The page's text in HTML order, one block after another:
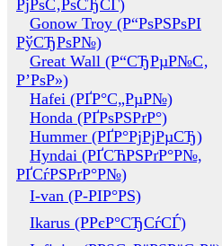
РјРѕС‚РѕСЂСЃ)
Gonow Troy (Р“РѕРЅРѕРІ
РўСЂРѕР№)
Great Wall (Р“СЂРµР№С‚
Р’РѕР»)
Hafei (РҐР°С„РµР№)
Honda (РҐРѕРЅРґР°)
Hummer (РҐР°РјРјРµСЂ)
Hyndai (РҐСЋРЅРґР°Р№,
РҐСѓРЅРґР°Р№)
I-van (Р-РІР°РЅ)
Ikarus (РРєР°СЂСѓСЃ)